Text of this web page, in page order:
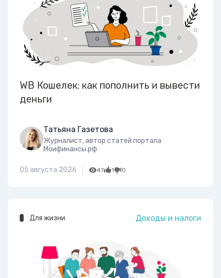
WB Кошелек: как пополнить и вывести
деньги
Татьяна Газетова
Журналист, автор статей портала
Моифинансы.рф
05 августа 2026 47 1 0
Для жизни Доходы и налоги